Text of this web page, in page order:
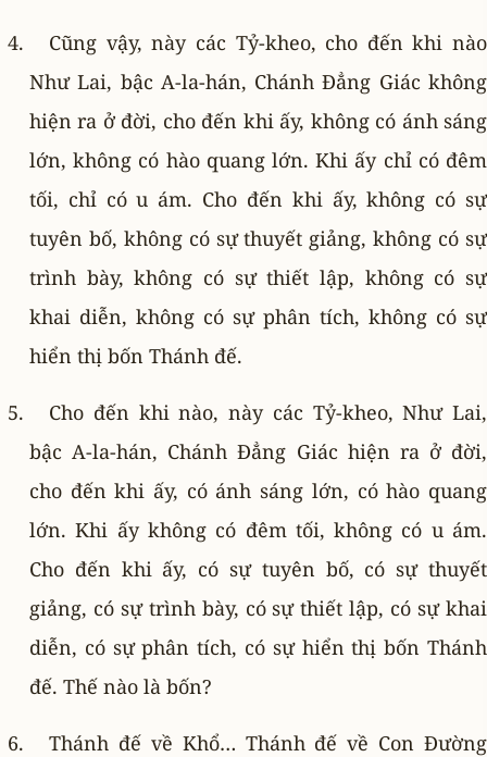
Cũng vậy, này các Tỷ-kheo, cho đến khi nào
Như Lai, bậc A-la-hán, Chánh Ðẳng Giác không
hiện ra ở đời, cho đến khi ấy, không có ánh sáng
lớn, không có hào quang lớn. Khi ấy chỉ có đêm
tối, chỉ có u ám. Cho đến khi ấy, không có sự
tuyên bố, không có sự thuyết giảng, không có sự
trình bày, không có sự thiết lập, không có sự
khai diễn, không có sự phân tích, không có sự
hiển thị bốn Thánh đế.
Cho đến khi nào, này các Tỷ-kheo, Như Lai,
bậc A-la-hán, Chánh Ðẳng Giác hiện ra ở đời,
cho đến khi ấy, có ánh sáng lớn, có hào quang
lớn. Khi ấy không có đêm tối, không có u ám.
Cho đến khi ấy, có sự tuyên bố, có sự thuyết
giảng, có sự trình bày, có sự thiết lập, có sự khai
diễn, có sự phân tích, có sự hiển thị bốn Thánh
đế. Thế nào là bốn?
Thánh đế về Khổ… Thánh đế về Con Ðường